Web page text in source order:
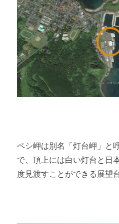
ペシ岬は別名「灯台岬」と
で、頂上には白い灯台と日
度見渡すことができる展望